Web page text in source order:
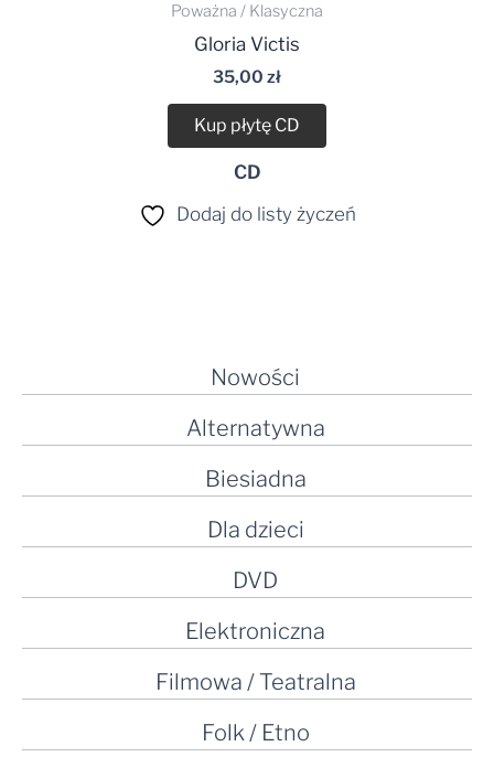
Nowości
Alternatywna
Biesiadna
Dla dzieci
DVD
Elektroniczna
Filmowa / Teatralna
Folk / Etno
Poważna / Klasyczna
Gloria Victis
35,00 zł
Kup płytę CD
CD
Dodaj do listy życzeń